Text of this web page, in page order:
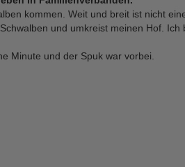
kommen. Weit und breit ist nicht
und umkreist meinen Hof.
Minute und der Spuk war vorbei.